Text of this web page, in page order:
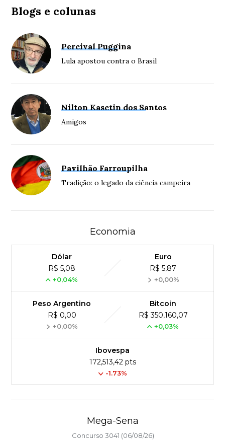
Blogs e colunas
Percival Puggina
Lula apostou contra o Brasil
Nilton Kasctin dos Santos
Amigos
Pavilhão Farroupilha
Tradição: o legado da ciência campeira
Economia
Dólar
R$ 5,08
+0,04%
Euro
R$ 5,87
+0,00%
Peso Argentino
R$ 0,00
+0,00%
Bitcoin
R$ 350,160,07
+0,03%
Ibovespa
172,513,42 pts
-1.73%
Mega-Sena
Concurso 3041 (06/08/26)